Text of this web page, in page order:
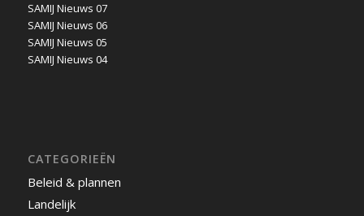
SAMIJ Nieuws 07
SAMIJ Nieuws 06
SAMIJ Nieuws 05
SAMIJ Nieuws 04
CATEGORIEËN
Beleid & plannen
Landelijk